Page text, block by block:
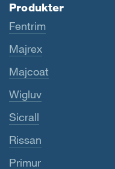
Produkter
Fentrim
Majrex
Majcoat
Wigluv
Sicrall
Rissan
Primur